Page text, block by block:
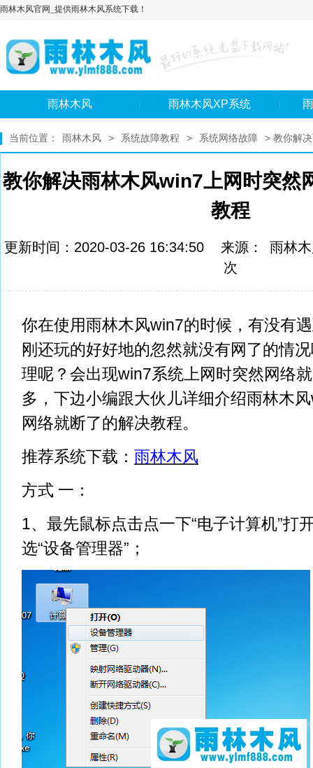
雨林木风官网_提供雨林木风系统下载！
雨林木风 雨林木风XP系统
当前位置： 雨林木风 > 系统故障教程 > 系统网络故障
> 教你解
教你解决雨林木风win7上网时突然
教程
更新时间：2020-03-26 16:34:50 来源：
雨林
次
你在使用雨林木风win7的时候，有没有
刚还玩的好好地的忽然就没有网了的情
理呢？会出现win7系统上网时突然网络
多，下边小编跟大伙儿详细介绍雨林木
网络就断了的解决教程。
推荐系统下载： 雨林木风
方式 一：
1、最先鼠标点击点一下“电子计算机”打
选“设备管理器”；